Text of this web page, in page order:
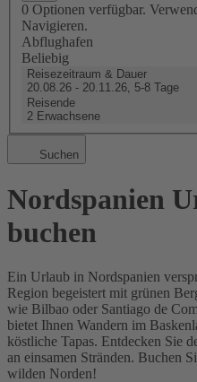
0 Optionen verfügbar.
Navigieren.
Abflughafen
Beliebig
Reisezeitraum & Dauer
20.08.26 - 20.11.26, 5-8 Tage
Reisende
2 Erwachsene
Suchen
Nordspanien
buchen
Ein Urlaub in Nordspanien
Region begeistert mit grünen
wie Bilbao oder Santiago de
bietet Ihnen Wandern im
köstliche Tapas. Entdecken Sie
an einsamen Stränden. Buchen
wilden Norden!